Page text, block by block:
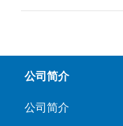
公司简介
公司简介